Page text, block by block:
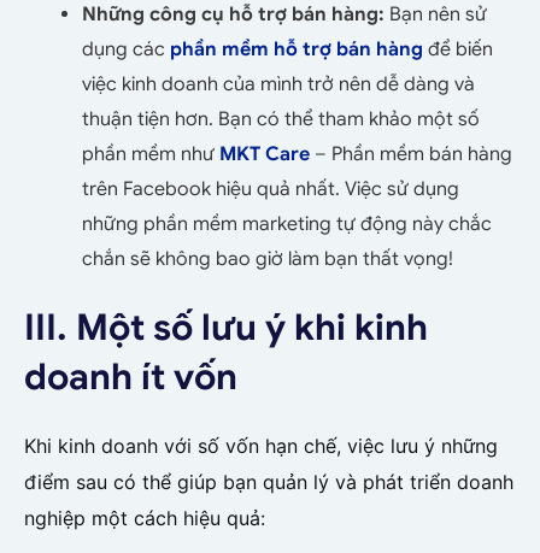
Những công cụ hỗ trợ bán hàng: Bạn nên sử
dụng các phần mềm hỗ trợ bán hàng để biến
việc kinh doanh của mình trở nên dễ dàng và
thuận tiện hơn. Bạn có thể tham khảo một số
phần mềm như MKT Care – Phần mềm bán hàng
trên Facebook hiệu quả nhất. Việc sử dụng
những phần mềm marketing tự động này chắc
chắn sẽ không bao giờ làm bạn thất vọng!
III. Một số lưu ý khi kinh
doanh ít vốn
Khi kinh doanh với số vốn hạn chế, việc lưu ý những
điểm sau có thể giúp bạn quản lý và phát triển doanh
nghiệp một cách hiệu quả: